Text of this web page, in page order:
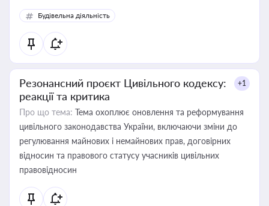
Будівельна діяльність
Резонансний проєкт Цивільного кодексу:
реакції та критика
+1
Про що тема: Тема охоплює оновлення та реформування
цивільного законодавства України, включаючи зміни до
регулювання майнових і немайнових прав, договірних
відносин та правового статусу учасників цивільних
правовідносин